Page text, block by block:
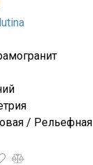
/ Рельефная